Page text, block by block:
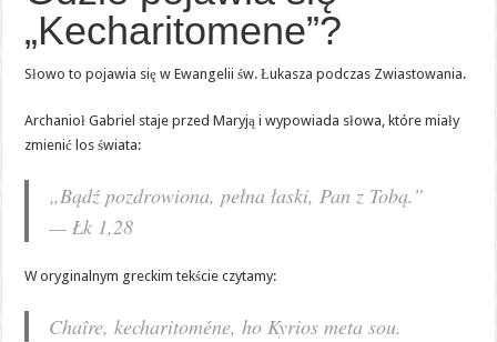
„Kecharitomene”?
Słowo to pojawia się w Ewangelii św. Łukasza podczas Zwiastowania.
Archanioł Gabriel staje przed Maryją i wypowiada słowa, które miały
zmienić los świata:
„Bądź pozdrowiona, pełna łaski, Pan z Tobą.”
— Łk 1,28
W oryginalnym greckim tekście czytamy:
Chaîre, kecharitoméne, ho Kyrios meta sou.